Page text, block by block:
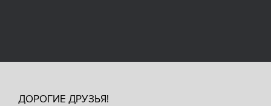
ДОРОГИЕ ДРУЗЬЯ!